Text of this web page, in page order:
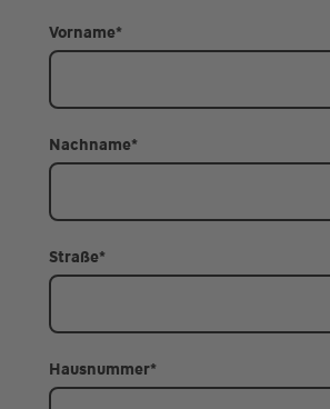
Vorname*
Nachname*
Straße*
Hausnummer*